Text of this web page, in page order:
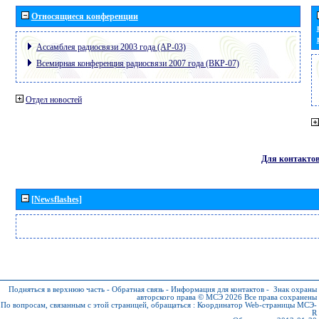
Относящиеся конференции
Ассамблея радиосвязи 2003 года (АР-03)
Всемирная конференция радиосвязи 2007 года (ВКР-07)
Отдел новостей
Для контактов
[Newsflashes]
Подняться в верхнюю часть - Обратная связь - Информация для контактов - Знак охраны
авторского права © МСЭ 2026 Все права сохранены
По вопросам, связанным с этой страницей, обращаться : Координатор Web-страницы МСЭ-
R